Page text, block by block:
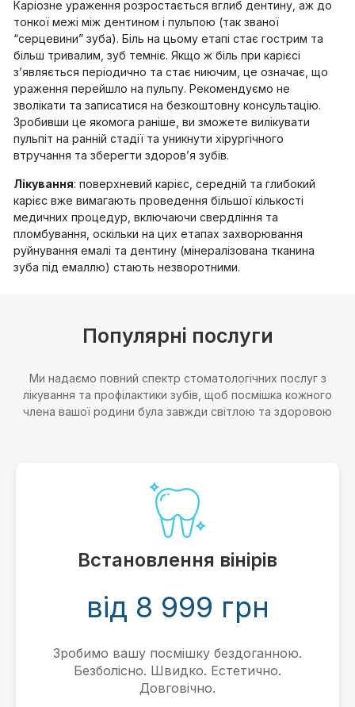
Каріозне ураження розростається вглиб дентину, аж до
тонкої межі між дентином і пульпою (так званої
“серцевини” зуба). Біль на цьому етапі стає гострим та
більш тривалим, зуб темніє. Якщо ж біль при карієсі
з’являється періодично та стає ниючим, це означає, що
ураження перейшло на пульпу. Рекомендуємо не
зволікати та записатися на безкоштовну консультацію.
Зробивши це якомога раніше, ви зможете вилікувати
пульпіт на ранній стадії та уникнути хірургічного
втручання та зберегти здоров’я зубів.
Лікування: поверхневий карієс, середній та глибокий
карієс вже вимагають проведення більшої кількості
медичних процедур, включаючи свердління та
пломбування, оскільки на цих етапах захворювання
руйнування емалі та дентину (мінералізована тканина
зуба під емаллю) стають незворотними.
Популярні послуги
Ми надаємо повний спектр стоматологічних послуг з
лікування та профілактики зубів, щоб посмішка кожного
члена вашої родини була завжди світлою та здоровою
Встановлення вінірів
від 8 999 грн
Зробимо вашу посмішку бездоганною.
Безболісно. Швидко. Естетично.
Довговічно.